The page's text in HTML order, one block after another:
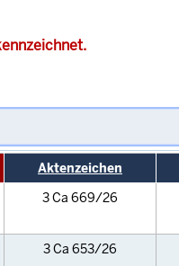
Aktenzeichen
3 Ca 669/26
3 Ca 653/26